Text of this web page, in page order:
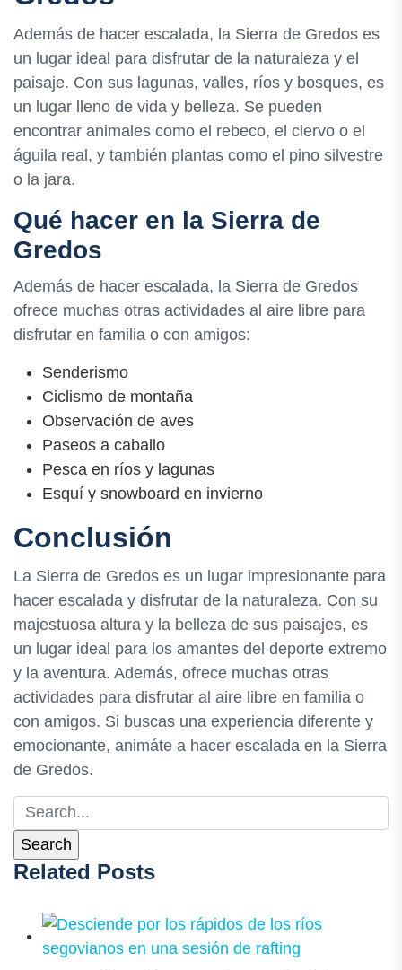
Además de hacer escalada, la Sierra de Gredos es
un lugar ideal para disfrutar de la naturaleza y el
paisaje. Con sus lagunas, valles, ríos y bosques, es
un lugar lleno de vida y belleza. Se pueden
encontrar animales como el rebeco, el ciervo o el
águila real, y también plantas como el pino silvestre
o la jara.
Qué hacer en la Sierra de
Gredos
Además de hacer escalada, la Sierra de Gredos
ofrece muchas otras actividades al aire libre para
disfrutar en familia o con amigos:
Senderismo
Ciclismo de montaña
Observación de aves
Paseos a caballo
Pesca en ríos y lagunas
Esquí y snowboard en invierno
Conclusión
La Sierra de Gredos es un lugar impresionante para
hacer escalada y disfrutar de la naturaleza. Con su
majestuosa altura y la belleza de sus paisajes, es
un lugar ideal para los amantes del deporte extremo
y la aventura. Además, ofrece muchas otras
actividades para disfrutar al aire libre en familia o
con amigos. Si buscas una experiencia diferente y
emocionante, animáte a hacer escalada en la Sierra
de Gredos.
Related Posts